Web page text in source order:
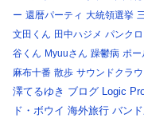
ー 還暦パーティ 大統領選挙
文田くん 田中ハジメ パンク
谷くん Myuuさん 躁鬱病 ポー
麻布十番 散歩 サウンドクラ
澤てるゆき ブログ Logic
ド・ボウイ 海外旅行 バン